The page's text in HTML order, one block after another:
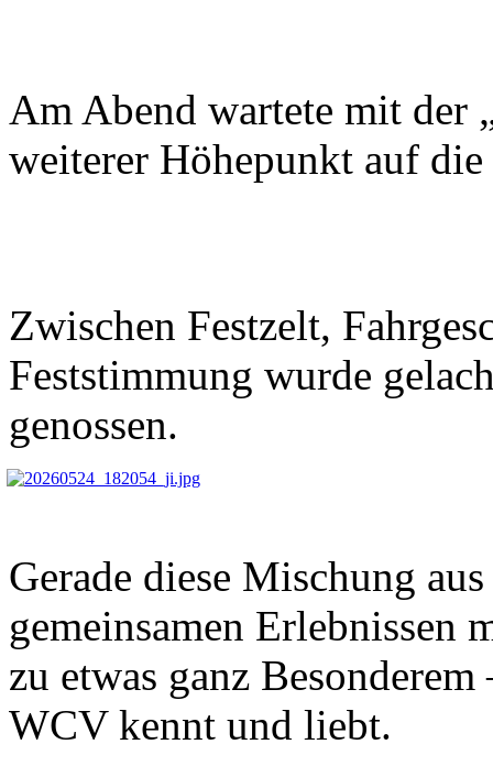
Am Abend wartete mit der
weiterer Höhepunkt auf
Zwischen Festzelt,
Feststimmung wurde
genossen.
Gerade diese Mischung
gemeinsamen Erlebnissen
zu etwas ganz
WCV kennt und liebt.